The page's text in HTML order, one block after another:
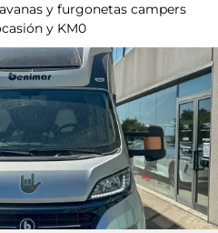
y furgonetas campers
y KM0